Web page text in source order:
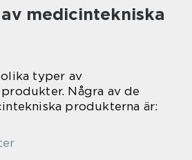
medicintekniska
typer av
Några av de
produkterna är: